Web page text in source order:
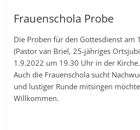
Frauenschola Probe
Die Proben für den Gottesdienst am
(Pastor van Briel, 25-jähriges
1.9.2022 um 19.30 Uhr in der Kirche.
Auch die Frauenschola sucht
und lustiger Runde mitsingen
Willkommen.